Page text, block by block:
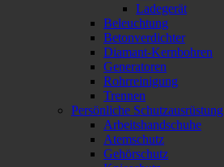
Ladegerät
Beleuchtung
Betonverdichter
Diamant-Kernbohren
Generatoren
Rohrreinigung
Trennen
Persönliche Schutzausrüstung
Arbeitshandschuhe
Atemschutz
Gehörschutz